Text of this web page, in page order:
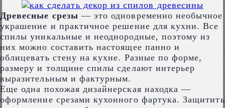
Древесные срезы ― это одновременно необычное
украшение и практичное решение для кухни. Все
спилы уникальные и неоднородные, поэтому из
них можно составить настоящее панно и
облицевать стену на кухне. Разные по форме,
размеру и толщине спилы сделают интерьер
выразительным и фактурным.
Еще одна похожая дизайнерская находка ―
оформление срезами кухонного фартука. Защитить